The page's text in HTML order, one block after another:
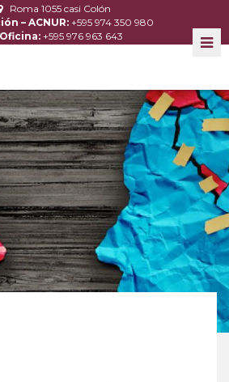
Roma 1055 casi Colón
– ACNUR: +595 974 350 980
Oficina: +595 976 963 643